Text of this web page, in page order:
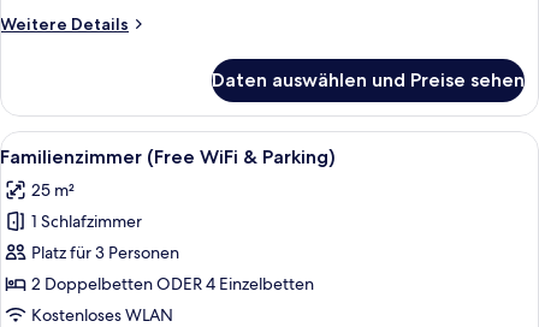
anzeigen
Weitere Details
Weitere
(Free
WiFi
&
Daten auswählen und Preise sehen
Alle
Fotos
für
Familienzimmer
(Free
WiFi
&
Ein Hotelzimmer mit zwei Betten,
5
Familienzimmer (Free WiFi & Parking)
25 m²
1 Schlafzimmer
Platz für 3 Personen
2 Doppelbetten ODER 4 Einzelbetten
Kostenloses WLAN